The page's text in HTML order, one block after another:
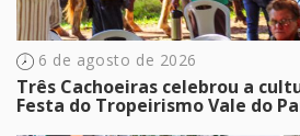
6 de agosto de 2026
Três Cachoeiras celebrou a
Festa do Tropeirismo Vale do